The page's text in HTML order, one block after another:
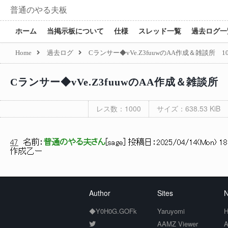
普通のやる夫板
ホーム 当掲示板について 仕様 スレッド一覧 過去ログ
Home 過去ログ Cランサー◆vVe.Z3fuuwのAA作成＆雑談所
Cランサー◆vVe.Z3fuuwのAA作成＆雑談所
レス数：1000 サイズ：638.53 KiB
47 名前： 普通のやる夫さん sage ] 投稿日： 2025/04/14(Mon)
作成乙ー
Author
◆Y0H0G.GOFk
Sites
Yaruyomi
AAMZ Viewer